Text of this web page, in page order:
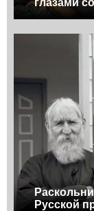
глазами
Русской